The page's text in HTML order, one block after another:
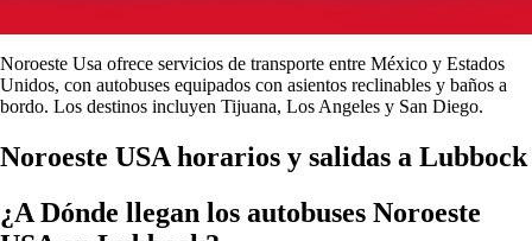
Noroeste Usa ofrece servicios de transporte entre México y Estados
Unidos, con autobuses equipados con asientos reclinables y baños a
bordo. Los destinos incluyen Tijuana, Los Angeles y San Diego.
Noroeste USA horarios y salidas a Lubbock
¿A Dónde llegan los autobuses Noroeste